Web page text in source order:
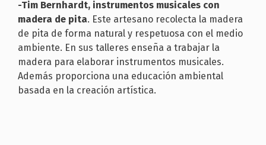
-Tim Bernhardt, instrumentos musicales con
madera de pita. Este artesano recolecta la madera
de pita de forma natural y respetuosa con el medio
ambiente. En sus talleres enseña a trabajar la
madera para elaborar instrumentos musicales.
Además proporciona una educación ambiental
basada en la creación artística.